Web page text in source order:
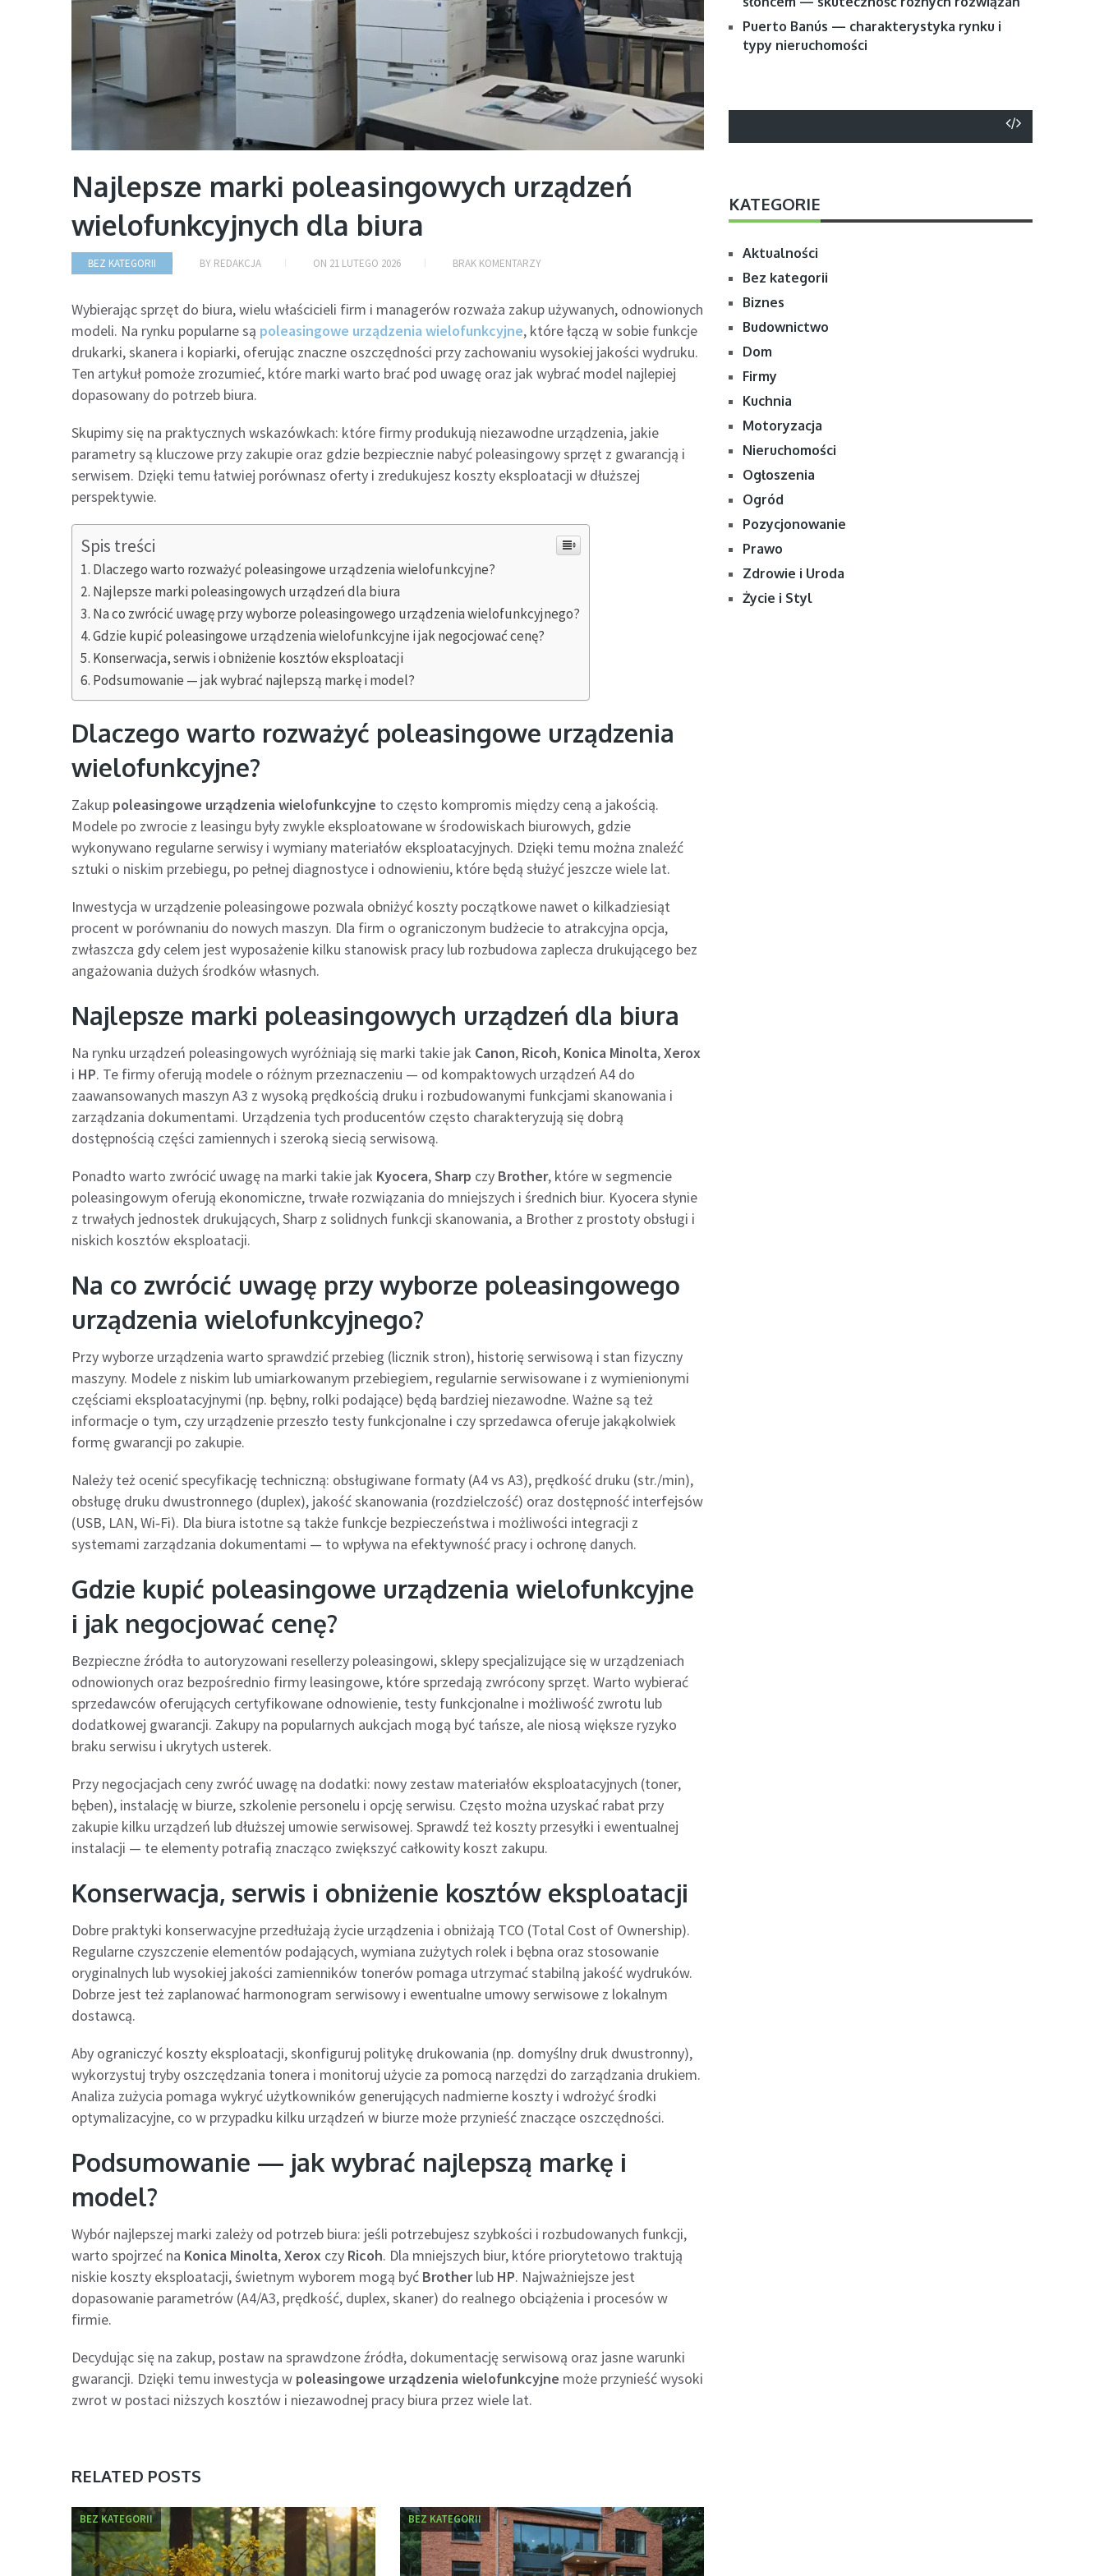
Najlepsze marki poleasingowych urządzeń
wielofunkcyjnych dla biura
BEZ KATEGORII BY REDAKCJA ON 21 LUTEGO 2026 BRAK KOMENTARZY
Wybierając sprzęt do biura, wielu właścicieli firm i managerów rozważa zakup używanych, odnowionych
modeli. Na rynku popularne są poleasingowe urządzenia wielofunkcyjne, które łączą w sobie funkcje
drukarki, skanera i kopiarki, oferując znaczne oszczędności przy zachowaniu wysokiej jakości wydruku.
Ten artykuł pomoże zrozumieć, które marki warto brać pod uwagę oraz jak wybrać model najlepiej
dopasowany do potrzeb biura.
Skupimy się na praktycznych wskazówkach: które firmy produkują niezawodne urządzenia, jakie
parametry są kluczowe przy zakupie oraz gdzie bezpiecznie nabyć poleasingowy sprzęt z gwarancją i
serwisem. Dzięki temu łatwiej porównasz oferty i zredukujesz koszty eksploatacji w dłuższej
perspektywie.
Spis treści
Dlaczego warto rozważyć poleasingowe urządzenia wielofunkcyjne?
Najlepsze marki poleasingowych urządzeń dla biura
Na co zwrócić uwagę przy wyborze poleasingowego urządzenia wielofunkcyjnego?
Gdzie kupić poleasingowe urządzenia wielofunkcyjne i jak negocjować cenę?
Konserwacja, serwis i obniżenie kosztów eksploatacji
Podsumowanie — jak wybrać najlepszą markę i model?
Dlaczego warto rozważyć poleasingowe urządzenia
wielofunkcyjne?
Zakup poleasingowe urządzenia wielofunkcyjne to często kompromis między ceną a jakością.
Modele po zwrocie z leasingu były zwykle eksploatowane w środowiskach biurowych, gdzie
wykonywano regularne serwisy i wymiany materiałów eksploatacyjnych. Dzięki temu można znaleźć
sztuki o niskim przebiegu, po pełnej diagnostyce i odnowieniu, które będą służyć jeszcze wiele lat.
Inwestycja w urządzenie poleasingowe pozwala obniżyć koszty początkowe nawet o kilkadziesiąt
procent w porównaniu do nowych maszyn. Dla firm o ograniczonym budżecie to atrakcyjna opcja,
zwłaszcza gdy celem jest wyposażenie kilku stanowisk pracy lub rozbudowa zaplecza drukującego bez
angażowania dużych środków własnych.
Najlepsze marki poleasingowych urządzeń dla biura
Na rynku urządzeń poleasingowych wyróżniają się marki takie jak Canon, Ricoh, Konica Minolta,Xerox
i HP. Te firmy oferują modele o różnym przeznaczeniu — od kompaktowych urządzeń A4 do
zaawansowanych maszyn A3 z wysoką prędkością druku i rozbudowanymi funkcjami skanowania i
zarządzania dokumentami. Urządzenia tych producentów często charakteryzują się dobrą
dostępnością części zamiennych i szeroką siecią serwisową.
Ponadto warto zwrócić uwagę na marki takie jak Kyocera,Sharp czy Brother, które w segmencie
poleasingowym oferują ekonomiczne, trwałe rozwiązania do mniejszych i średnich biur. Kyocera słynie
z trwałych jednostek drukujących, Sharp z solidnych funkcji skanowania, a Brother z prostoty obsługi i
niskich kosztów eksploatacji.
Na co zwrócić uwagę przy wyborze poleasingowego
urządzenia wielofunkcyjnego?
Przy wyborze urządzenia warto sprawdzić przebieg (licznik stron), historię serwisową i stan fizyczny
maszyny. Modele z niskim lub umiarkowanym przebiegiem, regularnie serwisowane i z wymienionymi
częściami eksploatacyjnymi (np. bębny, rolki podające) będą bardziej niezawodne. Ważne są też
informacje o tym, czy urządzenie przeszło testy funkcjonalne i czy sprzedawca oferuje jakąkolwiek
formę gwarancji po zakupie.
Należy też ocenić specyfikację techniczną: obsługiwane formaty (A4 vs A3), prędkość druku (str./min),
obsługę druku dwustronnego (duplex), jakość skanowania (rozdzielczość) oraz dostępność interfejsów
(USB, LAN, Wi‑Fi). Dla biura istotne są także funkcje bezpieczeństwa i możliwości integracji z
systemami zarządzania dokumentami — to wpływa na efektywność pracy i ochronę danych.
Gdzie kupić poleasingowe urządzenia wielofunkcyjne
i jak negocjować cenę?
Bezpieczne źródła to autoryzowani resellerzy poleasingowi, sklepy specjalizujące się w urządzeniach
odnowionych oraz bezpośrednio firmy leasingowe, które sprzedają zwrócony sprzęt. Warto wybierać
sprzedawców oferujących certyfikowane odnowienie, testy funkcjonalne i możliwość zwrotu lub
dodatkowej gwarancji. Zakupy na popularnych aukcjach mogą być tańsze, ale niosą większe ryzyko
braku serwisu i ukrytych usterek.
Przy negocjacjach ceny zwróć uwagę na dodatki: nowy zestaw materiałów eksploatacyjnych (toner,
bęben), instalację w biurze, szkolenie personelu i opcję serwisu. Często można uzyskać rabat przy
zakupie kilku urządzeń lub dłuższej umowie serwisowej. Sprawdź też koszty przesyłki i ewentualnej
instalacji — te elementy potrafią znacząco zwiększyć całkowity koszt zakupu.
Konserwacja, serwis i obniżenie kosztów eksploatacji
Dobre praktyki konserwacyjne przedłużają życie urządzenia i obniżają TCO (Total Cost of Ownership).
Regularne czyszczenie elementów podających, wymiana zużytych rolek i bębna oraz stosowanie
oryginalnych lub wysokiej jakości zamienników tonerów pomaga utrzymać stabilną jakość wydruków.
Dobrze jest też zaplanować harmonogram serwisowy i ewentualne umowy serwisowe z lokalnym
dostawcą.
Aby ograniczyć koszty eksploatacji, skonfiguruj politykę drukowania (np. domyślny druk dwustronny),
wykorzystuj tryby oszczędzania tonera i monitoruj użycie za pomocą narzędzi do zarządzania drukiem.
Analiza zużycia pomaga wykryć użytkowników generujących nadmierne koszty i wdrożyć środki
optymalizacyjne, co w przypadku kilku urządzeń w biurze może przynieść znaczące oszczędności.
Podsumowanie — jak wybrać najlepszą markę i
model?
Wybór najlepszej marki zależy od potrzeb biura: jeśli potrzebujesz szybkości i rozbudowanych funkcji,
warto spojrzeć na Konica Minolta,Xerox czy Ricoh. Dla mniejszych biur, które priorytetowo traktują
niskie koszty eksploatacji, świetnym wyborem mogą być Brotherlub HP. Najważniejsze jest
dopasowanie parametrów (A4/A3, prędkość, duplex, skaner) do realnego obciążenia i procesów w
firmie.
Decydując się na zakup, postaw na sprawdzone źródła, dokumentację serwisową oraz jasne warunki
gwarancji. Dzięki temu inwestycja w poleasingowe urządzenia wielofunkcyjne może przynieść wysoki
zwrot w postaci niższych kosztów i niezawodnej pracy biura przez wiele lat.
RELATED POSTS
BEZ KATEGORII BEZ KATEGORII
Puerto Banús — charakterystyka rynku i
typy nieruchomości
KATEGORIE
Aktualności
Bez kategorii
Biznes
Budownictwo
Dom
Firmy
Kuchnia
Motoryzacja
Nieruchomości
Ogłoszenia
Ogród
Pozycjonowanie
Prawo
Zdrowie i Uroda
Życie i Styl